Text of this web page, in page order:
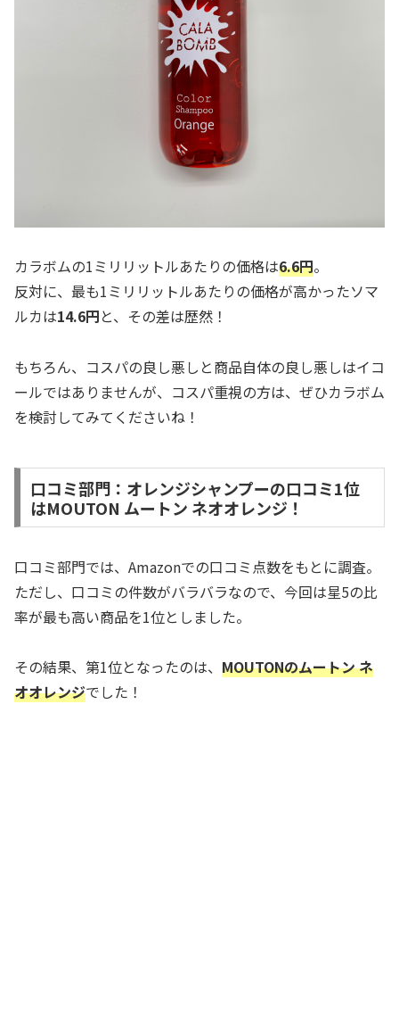
カラボムの1ミリリットルあたりの価格は6.6円。
反対に、最も1ミリリットルあたりの価格が高かったソマ
ルカは14.6円と、その差は歴然！
もちろん、コスパの良し悪しと商品自体の良し悪しはイコ
ールではありませんが、コスパ重視の方は、ぜひカラボム
を検討してみてくださいね！
口コミ部門：オレンジシャンプーの口コミ1位
はMOUTON ムートン ネオオレンジ！
口コミ部門では、Amazonでの口コミ点数をもとに調査。
ただし、口コミの件数がバラバラなので、今回は星5の比
率が最も高い商品を1位としました。
その結果、第1位となったのは、 MOUTONのムートン ネ
オオレンジでした！